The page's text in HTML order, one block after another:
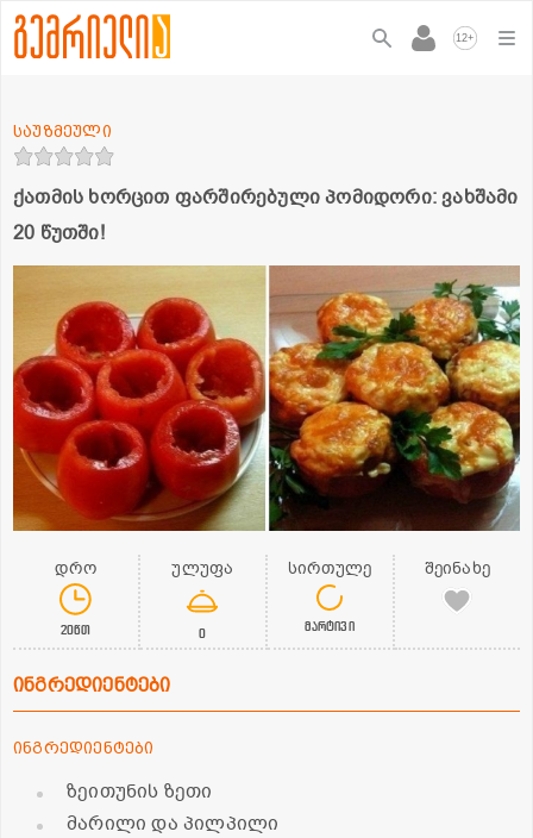
12+
ქათმის ხორცით ფარშირებული პომიდორი: ვახშამი
20 წუთში!
საუზმეული
დრო
20წთ
ულუფა
0
სირთულე
მარტივი
შეინახე
ინგრედიენტები
ინგრედიენტები
ზეითუნის ზეთი
მარილი და პილპილი